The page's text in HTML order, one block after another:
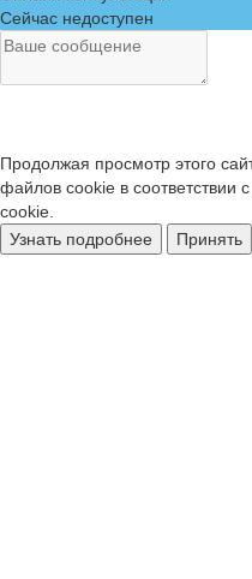
Сейчас недоступен
Продолжая просмотр этого
файлов cookie в соответствии
cookie.
Узнать подробнее
Принять